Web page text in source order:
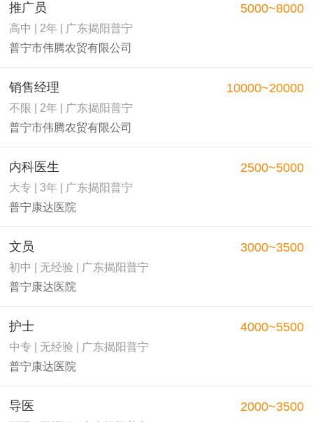
推广员
高中 | 2年 | 广东揭阳普宁
普宁市伟腾农贸有限公司
5000~8000
销售经理
不限 | 2年 | 广东揭阳普宁
普宁市伟腾农贸有限公司
10000~20000
内科医生
大专 | 3年 | 广东揭阳普宁
普宁康达医院
2500~5000
文员
初中 | 无经验 | 广东揭阳普宁
普宁康达医院
3000~3500
护士
中专 | 无经验 | 广东揭阳普宁
普宁康达医院
4000~5500
导医 2000~3500